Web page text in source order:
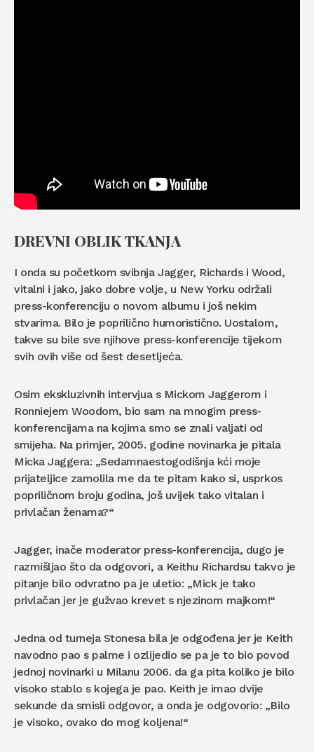
DREVNI OBLIK TKANJA
I onda su početkom svibnja Jagger, Richards i Wood,
vitalni i jako, jako dobre volje, u New Yorku održali
press-konferenciju o novom albumu i još nekim
stvarima. Bilo je poprilično humoristično. Uostalom,
takve su bile sve njihove press-konferencije tijekom
svih ovih više od šest desetljeća.
Osim ekskluzivnih intervjua s Mickom Jaggerom i
Ronniejem Woodom, bio sam na mnogim press-
konferencijama na kojima smo se znali valjati od
smijeha. Na primjer, 2005. godine novinarka je pitala
Micka Jaggera: „Sedamnaestogodišnja kći moje
prijateljice zamolila me da te pitam kako si, usprkos
popriličnom broju godina, još uvijek tako vitalan i
privlačan ženama?“
Jagger, inače moderator press-konferencija, dugo je
razmišljao što da odgovori, a Keithu Richardsu takvo je
pitanje bilo odvratno pa je uletio: „Mick je tako
privlačan jer je gužvao krevet s njezinom majkom!“
Jedna od turneja Stonesa bila je odgođena jer je Keith
navodno pao s palme i ozlijedio se pa je to bio povod
jednoj novinarki u Milanu 2006. da ga pita koliko je bilo
visoko stablo s kojega je pao. Keith je imao dvije
sekunde da smisli odgovor, a onda je odgovorio: „Bilo
je visoko, ovako do mog koljena!“